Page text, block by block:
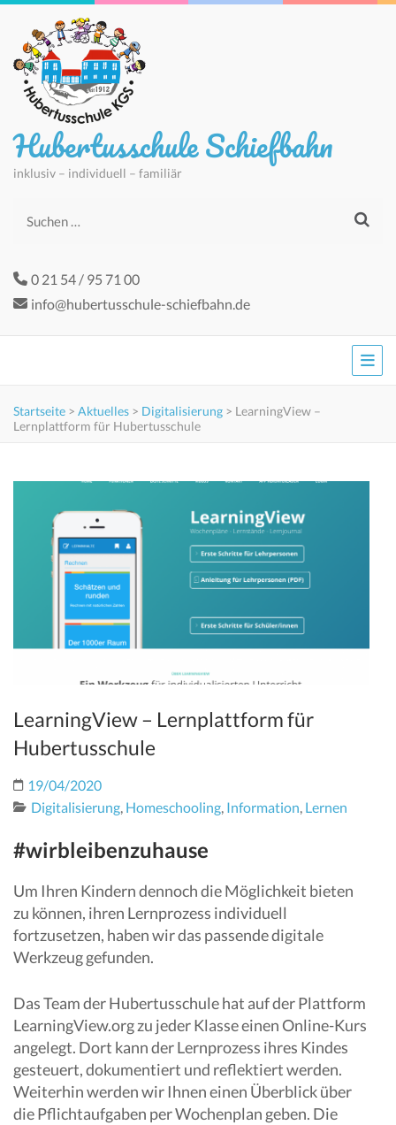
Hubertusschule Schiefbahn
inklusiv – individuell – familiär
Suchen
0 21 54 / 95 71 00
info@hubertusschule-schiefbahn.de
Startseite > Aktuelles > Digitalisierung > LearningView –
Lernplattform für Hubertusschule
LearningView – Lernplattform für
Hubertusschule
19/04/2020
Digitalisierung, Homeschooling, Information, Lernen
#wirbleibenzuhause
Um Ihren Kindern dennoch die Möglichkeit bieten
zu können, ihren Lernprozess individuell
fortzusetzen, haben wir das passende digitale
Werkzeug gefunden.
Das Team der Hubertusschule hat auf der Plattform
LearningView.org zu jeder Klasse einen Online-Kurs
angelegt. Dort kann der Lernprozess ihres Kindes
gesteuert, dokumentiert und reflektiert werden.
Weiterhin werden wir Ihnen einen Überblick über
die Pflichtaufgaben per Wochenplan geben. Die